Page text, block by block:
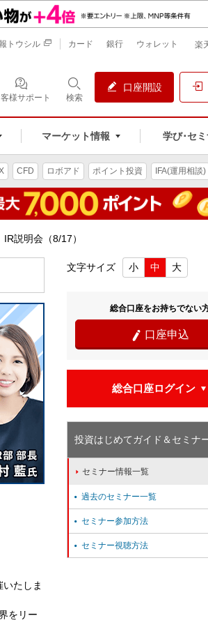
様サポート 検索
口座開設
マーケット情報 学び･セ
トウシル カード 銀行 ウォレット 楽
CFD ロボアド ポイント投資 IFA(運用相談)
説明会（8/17）
たしま
をリー
文字サイズ 小 中 大
総合口座をお持ちでない
 口座申込
総合口座ログイン
投資はじめてガイド＆セミナ
 セミナー情報一覧
 過去のセミナー一覧
 セミナー参加方法
 セミナー視聴方法